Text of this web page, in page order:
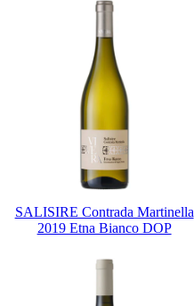
SALISIRE Contrada Martinella
2019 Etna Bianco DOP